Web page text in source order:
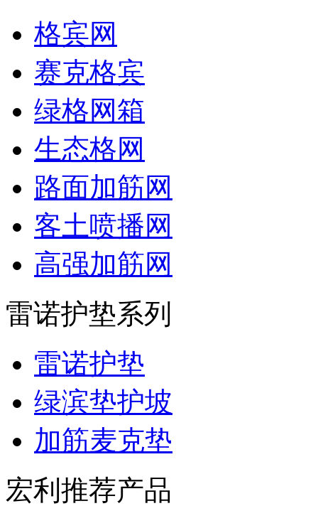
格宾网
赛克格宾
绿格网箱
生态格网
路面加筋网
客土喷播网
高强加筋网
雷诺护垫系列
雷诺护垫
绿滨垫护坡
加筋麦克垫
宏利推荐产品